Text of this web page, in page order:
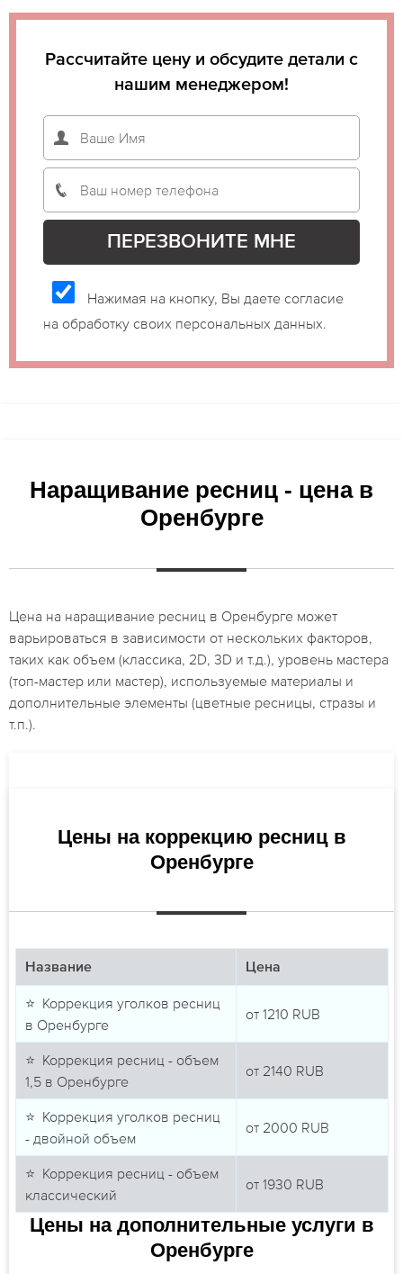
Рассчитайте цену и обсудите детали с
нашим менеджером!
Нажимая на кнопку, Вы даете согласие
на обработку своих персональных данных.
Наращивание ресниц - цена в
Оренбурге
Цена на наращивание ресниц в Оренбурге может
варьироваться в зависимости от нескольких факторов,
таких как объем (классика, 2D, 3D и т.д.), уровень мастера
(топ-мастер или мастер), используемые материалы и
дополнительные элементы (цветные ресницы, стразы и
т.п.).
Цены на коррекцию ресниц в
Оренбурге
Название Цена
⭐ Коррекция уголков ресниц
в Оренбурге
от 1210 RUB
⭐ Коррекция ресниц - объем
1,5 в Оренбурге
от 2140 RUB
⭐ Коррекция уголков ресниц
- двойной объем
от 2000 RUB
⭐ Коррекция ресниц - объем
классический
от 1930 RUB
Цены на дополнительные услуги в
Оренбурге